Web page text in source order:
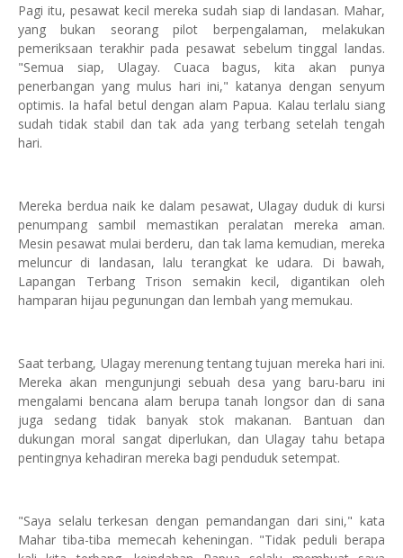
Pagi itu, pesawat kecil mereka sudah siap di landasan. Mahar,
yang bukan seorang pilot berpengalaman, melakukan
pemeriksaan terakhir pada pesawat sebelum tinggal landas.
"Semua siap, Ulagay. Cuaca bagus, kita akan punya
penerbangan yang mulus hari ini," katanya dengan senyum
optimis. Ia hafal betul dengan alam Papua. Kalau terlalu siang
sudah tidak stabil dan tak ada yang terbang setelah tengah
hari.
Mereka berdua naik ke dalam pesawat, Ulagay duduk di kursi
penumpang sambil memastikan peralatan mereka aman.
Mesin pesawat mulai berderu, dan tak lama kemudian, mereka
meluncur di landasan, lalu terangkat ke udara. Di bawah,
Lapangan Terbang Trison semakin kecil, digantikan oleh
hamparan hijau pegunungan dan lembah yang memukau.
Saat terbang, Ulagay merenung tentang tujuan mereka hari ini.
Mereka akan mengunjungi sebuah desa yang baru-baru ini
mengalami bencana alam berupa tanah longsor dan di sana
juga sedang tidak banyak stok makanan. Bantuan dan
dukungan moral sangat diperlukan, dan Ulagay tahu betapa
pentingnya kehadiran mereka bagi penduduk setempat.
"Saya selalu terkesan dengan pemandangan dari sini," kata
Mahar tiba-tiba memecah keheningan. "Tidak peduli berapa